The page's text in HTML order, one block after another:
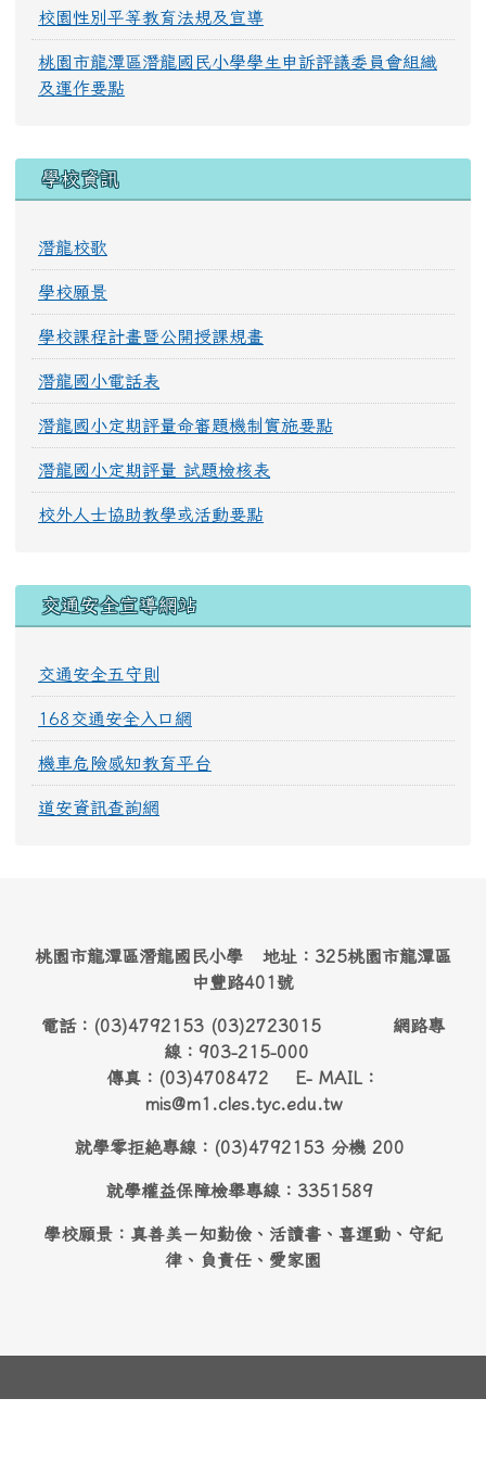
校園性別平等教育法規及宣導
桃園市龍潭區潛龍國民小學學生申訴評議委員會組織
及運作要點
學校資訊
潛龍校歌
學校願景
學校課程計畫暨公開授課規畫
潛龍國小電話表
潛龍國小定期評量命審題機制實施要點
潛龍國小定期評量 試題檢核表
校外人士協助教學或活動要點
交通安全宣導網站
交通安全五守則
168交通安全入口網
機車危險感知教育平台
道安資訊查詢網
桃園市龍潭區潛龍國民小學 地址：325桃園市龍潭區
中豐路401號
電話：(03)4792153 (03)2723015 網路專
線：903-215-000
傳真：(03)4708472 E- MAIL：
mis@m1.cles.tyc.edu.tw
就學零拒絶專線：(03)4792153 分機 200
就學權益保障檢舉專線：3351589
學校願景：真善美－知勤儉、活讀書、喜運動、守紀
律、負責任、愛家園